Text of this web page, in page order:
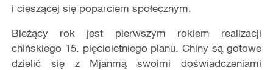
i cieszącej się poparciem społecznym.
Bieżący rok jest pierwszym rokiem realizacji
chińskiego 15. pięcioletniego planu. Chiny są gotowe
dzielić się z Mjanmą swoimi doświadczeniami